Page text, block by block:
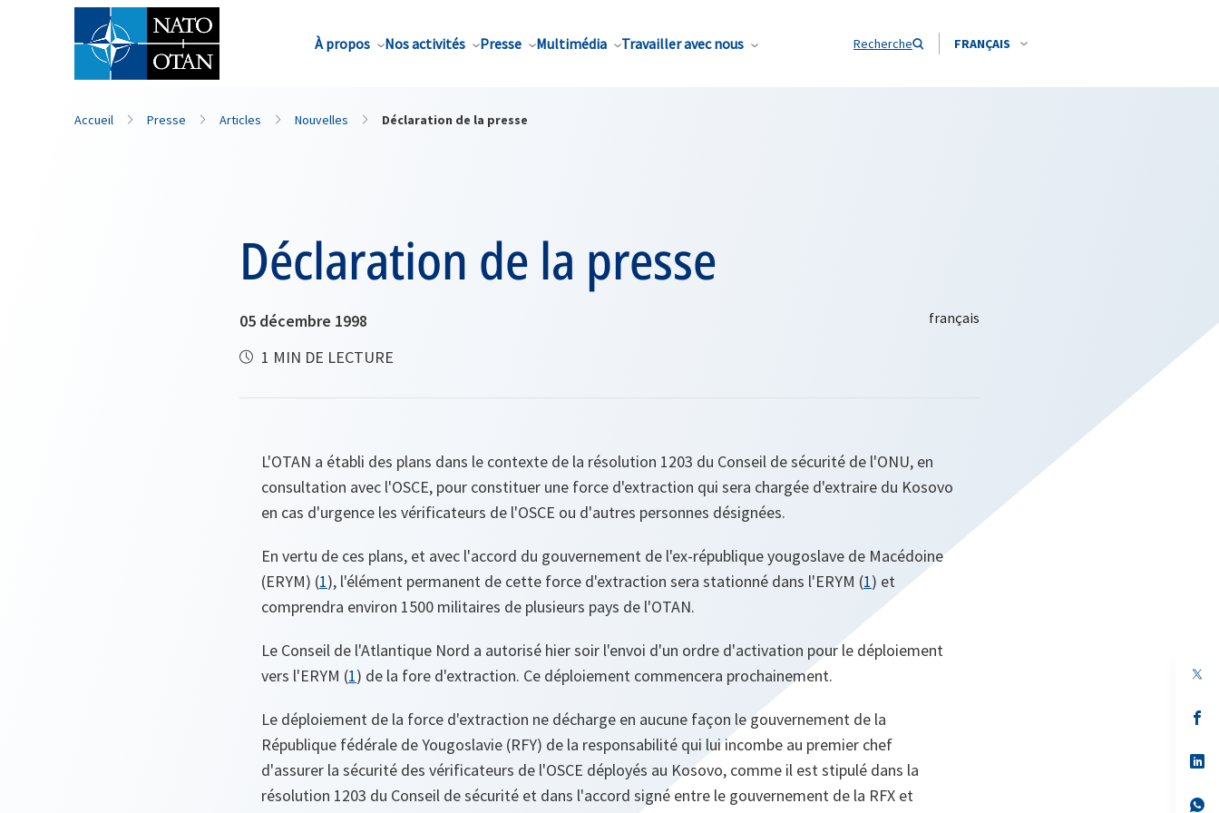
À propos Nos activités Presse Multimédia Travailler avec nous Recherche FRANÇAIS
Nom de famille*
Accueil Presse Articles Nouvelles Déclaration de la presse
Déclaration de la presse
05 décembre 1998
1 MIN DE LECTURE
L'OTAN a établi des plans dans le contexte de la résolution 1203 du Conseil de sécurité de l'ONU, en
consultation avec l'OSCE, pour constituer une force d'extraction qui sera chargée d'extraire du Kosovo
en cas d'urgence les vérificateurs de l'OSCE ou d'autres personnes désignées.
En vertu de ces plans, et avec l'accord du gouvernement de l'ex-république yougoslave de Macédoine
(ERYM) (1), l'élément permanent de cette force d'extraction sera stationné dans l'ERYM (1) et
comprendra environ 1500 militaires de plusieurs pays de l'OTAN.
Le Conseil de l'Atlantique Nord a autorisé hier soir l'envoi d'un ordre d'activation pour le déploiement
vers l'ERYM (1) de la fore d'extraction. Ce déploiement commencera prochainement.
Le déploiement de la force d'extraction ne décharge en aucune façon le gouvernement de la
République fédérale de Yougoslavie (RFY) de la responsabilité qui lui incombe au premier chef
d'assurer la sécurité des vérificateurs de l'OSCE déployés au Kosovo, comme il est stipulé dans la
résolution 1203 du Conseil de sécurité et dans l'accord signé entre le gouvernement de la RFX et